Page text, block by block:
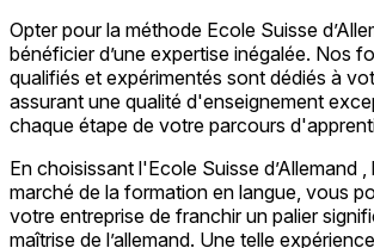
Opter pour la méthode Ecole Suisse
bénéficier d’une expertise inégalée. Nos
qualifiés et expérimentés sont dédiés à
assurant une qualité d'enseignement
chaque étape de votre parcours
En choisissant l'Ecole Suisse d’Allemand ,
marché de la formation en langue, vous
votre entreprise de franchir un palier
maîtrise de l’allemand. Une telle